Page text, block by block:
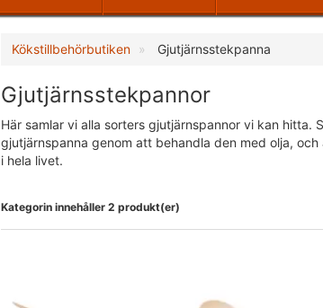
Kökstillbehörbutiken Gjutjärnsstekpanna
Gjutjärnsstekpannor
Här samlar vi alla sorters gjutjärnspannor vi kan
gjutjärnspanna genom att behandla den med olja,
i hela livet.
Kategorin innehåller 2 produkt(er)